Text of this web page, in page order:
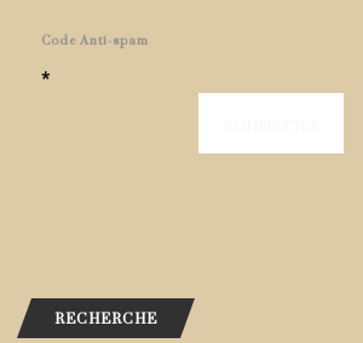
Code Anti-spam
*
RECHERCHE